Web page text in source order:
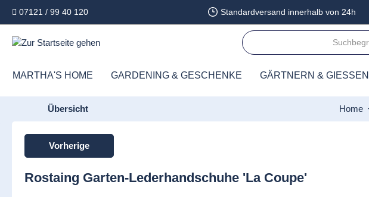
Zur Hauptnavigation springen
07121 / 99 40 120 Standardversand innerhalb von 24h
MARTHA'S HOME GARDENING & GESCHENKE GÄRTNERN & GIESSEN
Übersicht Home
Vorherige
Rostaing Garten-Lederhandschuhe 'La Coupe'